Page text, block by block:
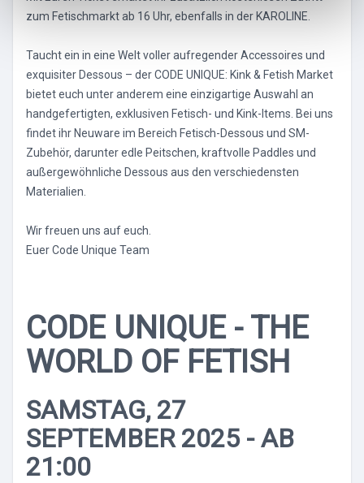
zum Fetischmarkt ab 16 Uhr, ebenfalls in der KAROLINE.
Taucht ein in eine Welt voller aufregender Accessoires und
exquisiter Dessous – der CODE UNIQUE: Kink & Fetish Market
bietet euch unter anderem eine einzigartige Auswahl an
handgefertigten, exklusiven Fetisch- und Kink-Items. Bei uns
findet ihr Neuware im Bereich Fetisch-Dessous und SM-
Zubehör, darunter edle Peitschen, kraftvolle Paddles und
außergewöhnliche Dessous aus den verschiedensten
Materialien.
Wir freuen uns auf euch.
Euer Code Unique Team
CODE UNIQUE - THE
WORLD OF FETISH
SAMSTAG, 27
SEPTEMBER 2025 - AB
21:00